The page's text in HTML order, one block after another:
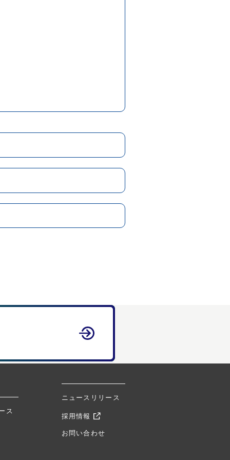
ス
ニュースリリース
採用情報
お問い合わせ